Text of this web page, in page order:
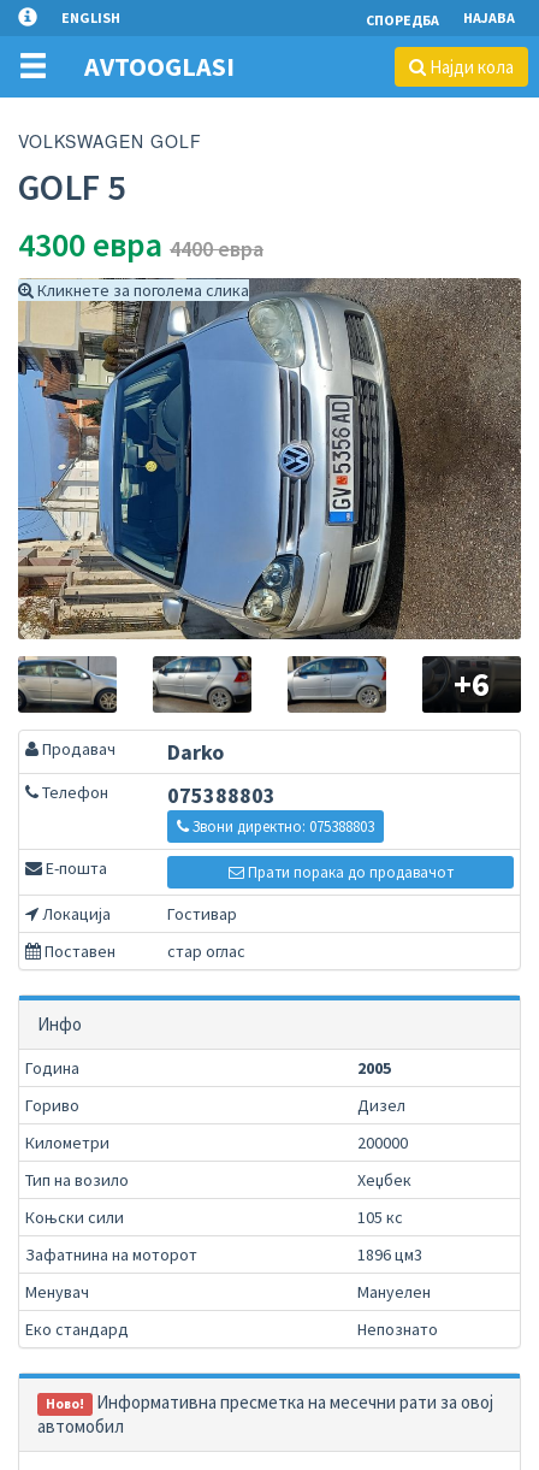
ENGLISH СПОРЕДБА НАЈАВА
AVTOOGLASI Најди кола
VOLKSWAGEN GOLF
GOLF 5
4300евра 4400 евра
Кликнете за поголема слика
+6
Продавач Darko
Телефон 075388803
Звони директно: 075388803
Е-пошта Прати порака до продавачот
Локација
Гостивар
Поставен
стар оглас
Инфо
Година
2005
Гориво
Дизел
Километри
200000
Тип на возило
Хеџбек
Коњски сили
105 кс
Зафатнина на моторот
1896 цм3
Менувач
Мануелен
Еко стандард
Непознато
Ново! Информативна пресметка на месечни рати за овој
автомобил